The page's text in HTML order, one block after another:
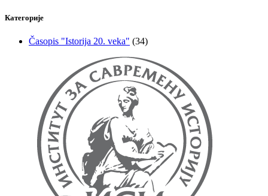
Категорије
Časopis "Istorija 20. veka" (34)